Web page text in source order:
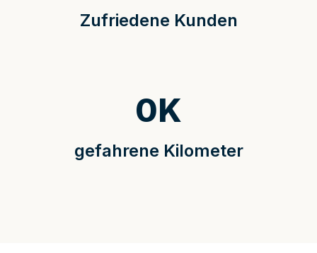
Zufriedene Kunden
gefahrene Kilometer
0K